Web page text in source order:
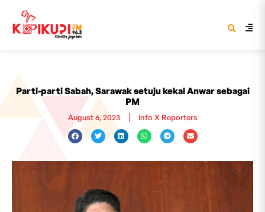
Parti-parti Sabah, Sarawak setuju kekal Anwar sebagai
PM
August 6, 2023 Info X Reporters